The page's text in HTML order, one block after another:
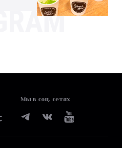
Мы в соц. сетях